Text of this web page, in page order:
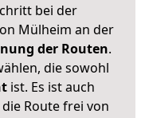
bei der
Mülheim an der
der Routen.
die sowohl
ist. Es ist auch
Route frei von